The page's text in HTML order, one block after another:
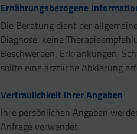
Ernährungsbezogene
Die Beratung dient der
Diagnose, keine
Beschwerden, Erkrankungen,
sollte eine ärztliche Abklärung
Vertraulichkeit Ihrer Angaben
Ihre persönlichen Angaben
Anfrage verwendet.